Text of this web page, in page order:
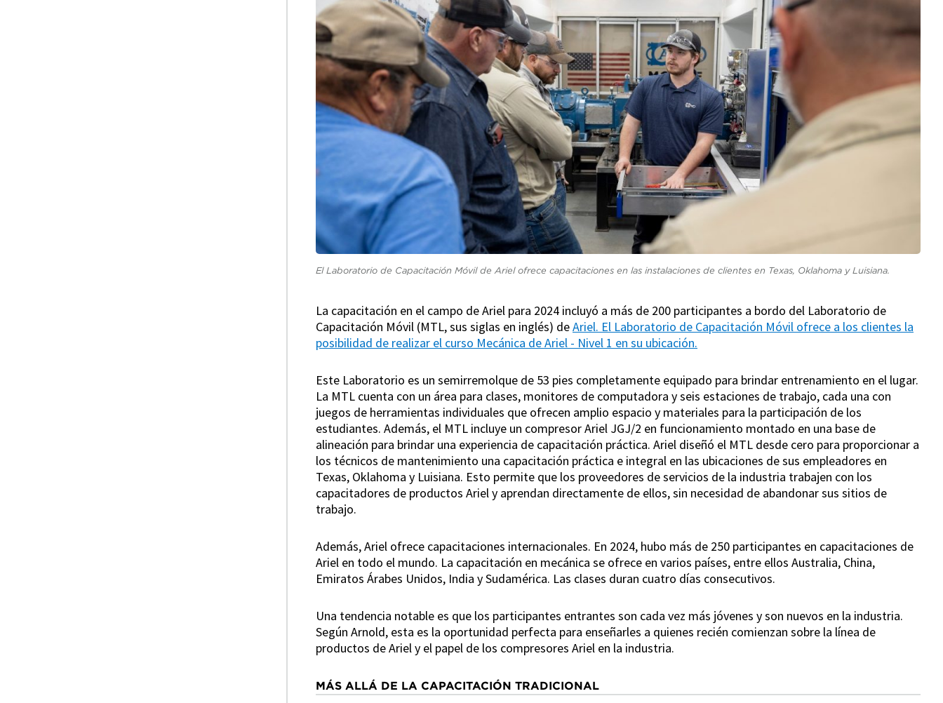
El Laboratorio de Capacitación Móvil de Ariel ofrece capacitaciones en las instalaciones de clientes en Texas, Oklahoma y Luisiana.
La capacitación en el campo de Ariel para 2024 incluyó a más de 200 participantes a bordo del Laboratorio de
Capacitación Móvil (MTL, sus siglas en inglés) deAriel. El Laboratorio de Capacitación Móvil ofrece a los clientes la
posibilidad de realizar el curso Mecánica de Ariel - Nivel 1 en su ubicación.
Este Laboratorio es un semirremolque de 53 pies completamente equipado para brindar entrenamiento en el lugar.
La MTL cuenta con un área para clases, monitores de computadora y seis estaciones de trabajo, cada una con
juegos de herramientas individuales que ofrecen amplio espacio y materiales para la participación de los
estudiantes. Además, el MTL incluye un compresor Ariel JGJ/2 en funcionamiento montado en una base de
alineación para brindar una experiencia de capacitación práctica. Ariel diseñó el MTL desde cero para proporcionar a
los técnicos de mantenimiento una capacitación práctica e integral en las ubicaciones de sus empleadores en
Texas, Oklahoma y Luisiana. Esto permite que los proveedores de servicios de la industria trabajen con los
capacitadores de productos Ariel y aprendan directamente de ellos, sin necesidad de abandonar sus sitios de
trabajo.
Además, Ariel ofrece capacitaciones internacionales. En 2024, hubo más de 250 participantes en capacitaciones de
Ariel en todo el mundo. La capacitación en mecánica se ofrece en varios países, entre ellos Australia, China,
Emiratos Árabes Unidos, India y Sudamérica. Las clases duran cuatro días consecutivos.
Una tendencia notable es que los participantes entrantes son cada vez más jóvenes y son nuevos en la industria.
Según Arnold, esta es la oportunidad perfecta para enseñarles a quienes recién comienzan sobre la línea de
productos de Ariel y el papel de los compresores Ariel en la industria.
MÁS ALLÁ DE LA CAPACITACIÓN TRADICIONAL